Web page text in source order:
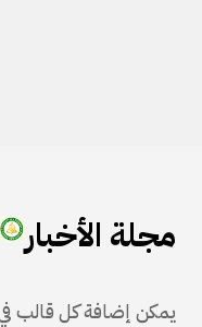
مجلة الأخبار
يمكن إضافة كل قالب في